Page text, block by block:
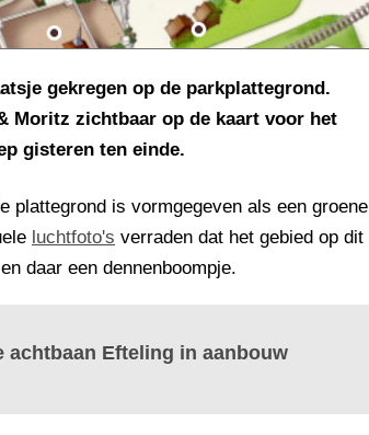
gekregen op de parkplattegrond.
Moritz zichtbaar op de kaart voor het
gisteren ten einde.
plattegrond is vormgegeven als een groene
luchtfoto's verraden dat het gebied op dit
daar een dennenboompje.
Efteling in aanbouw